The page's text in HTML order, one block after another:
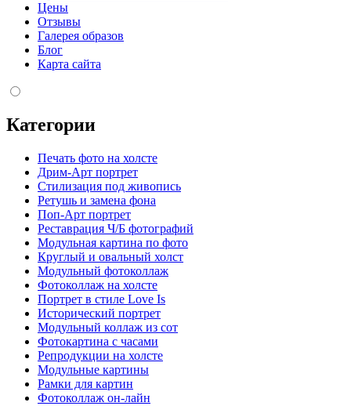
Цены
Отзывы
Галерея образов
Блог
Карта сайта
Категории
Печать фото на холсте
Дрим-Арт портрет
Стилизация под живопись
Ретушь и замена фона
Поп-Арт портрет
Реставрация Ч/Б фотографий
Модульная картина по фото
Круглый и овальный холст
Модульный фотоколлаж
Фотоколлаж на холсте
Портрет в стиле Love Is
Исторический портрет
Модульный коллаж из сот
Фотокартина с часами
Репродукции на холсте
Модульные картины
Рамки для картин
Фотоколлаж он-лайн